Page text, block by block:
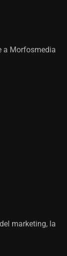
a Morfosmedia
marketing, la